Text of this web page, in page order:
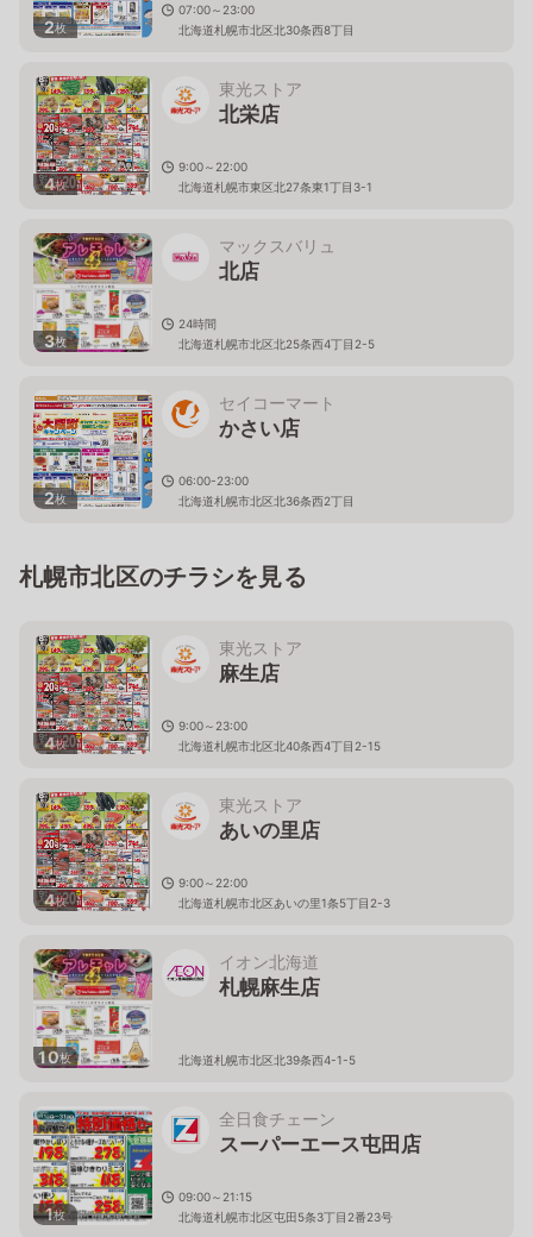
2枚
07:00～23:00
北海道札幌市北区北30条西8丁目
4枚
東光ストア
北栄店
9:00～22:00
北海道札幌市東区北27条東1丁目3-1
3枚
マックスバリュ
北店
24時間
北海道札幌市北区北25条西4丁目2-5
2枚
セイコーマート
かさい店
06:00-23:00
北海道札幌市北区北36条西2丁目
札幌市北区のチラシを見る
4枚
東光ストア
麻生店
9:00～23:00
北海道札幌市北区北40条西4丁目2-15
4枚
東光ストア
あいの里店
9:00～22:00
北海道札幌市北区あいの里1条5丁目2-3
10枚
イオン北海道
札幌麻生店
北海道札幌市北区北39条西4-1-5
1枚
全日食チェーン
スーパーエース屯田店
09:00～21:15
北海道札幌市北区屯田5条3丁目2番23号